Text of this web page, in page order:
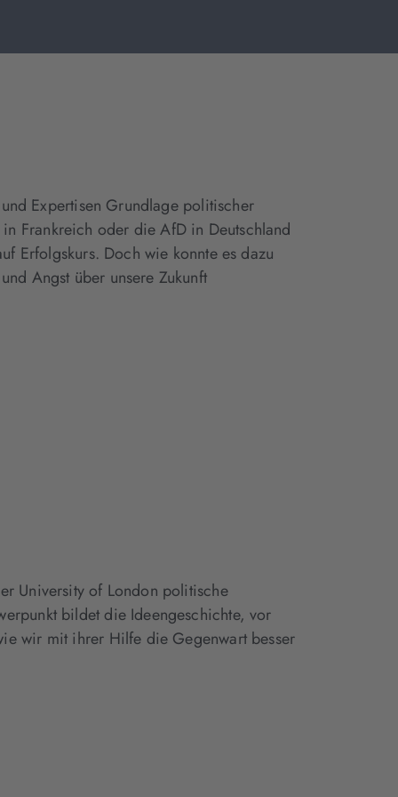
Expertisen Grundlage politischer
Frankreich oder die AfD in Deutschland
Erfolgskurs. Doch wie konnte es dazu
Angst über unsere Zukunft
University of London politische
bildet die Ideengeschichte, vor
wir mit ihrer Hilfe die Gegenwart besser